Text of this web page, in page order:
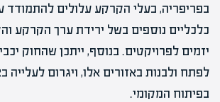
בפריפריה, בעלי הקרקע עלולים להתמודד
כלכליים נוספים בשל ירידת ערך הקרקע
יזמים לפרויקטים. בנוסף, ייתכן שהחוק
לפתח ולבנות באזורים אלו, ויגרום לעלייה
בפיתוח המקומי.